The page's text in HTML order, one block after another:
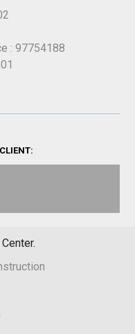
: 97754188